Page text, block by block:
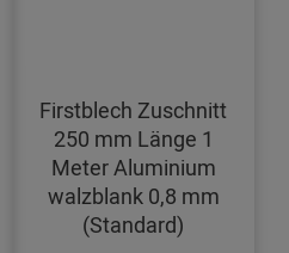
Firstblech Zuschnitt
250 mm Länge 1
Meter Aluminium
walzblank 0,8 mm
(Standard)